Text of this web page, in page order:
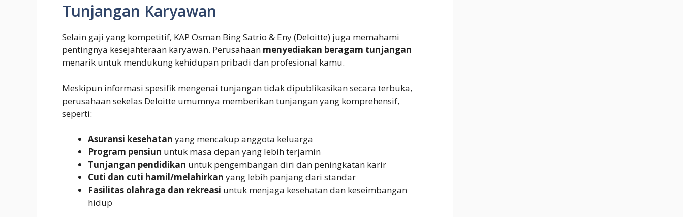
Tunjangan Karyawan
Selain gaji yang kompetitif, KAP Osman Bing Satrio & Eny (Deloitte) juga memahami
pentingnya kesejahteraan karyawan. Perusahaan menyediakan beragam tunjangan
menarik untuk mendukung kehidupan pribadi dan profesional kamu.
Meskipun informasi spesifik mengenai tunjangan tidak dipublikasikan secara terbuka,
perusahaan sekelas Deloitte umumnya memberikan tunjangan yang komprehensif,
seperti:
Asuransi kesehatan yang mencakup anggota keluarga
Program pensiun untuk masa depan yang lebih terjamin
Tunjangan pendidikan untuk pengembangan diri dan peningkatan karir
Cuti dan cuti hamil/melahirkan yang lebih panjang dari standar
Fasilitas olahraga dan rekreasi untuk menjaga kesehatan dan keseimbangan
hidup